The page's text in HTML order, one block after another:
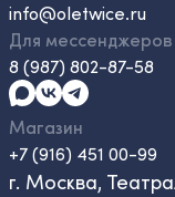
info@oletwice.ru
Для мессенджеров
8 (987) 802-87-58
Магазин
+7 (916) 451 00-99
г. Москва,